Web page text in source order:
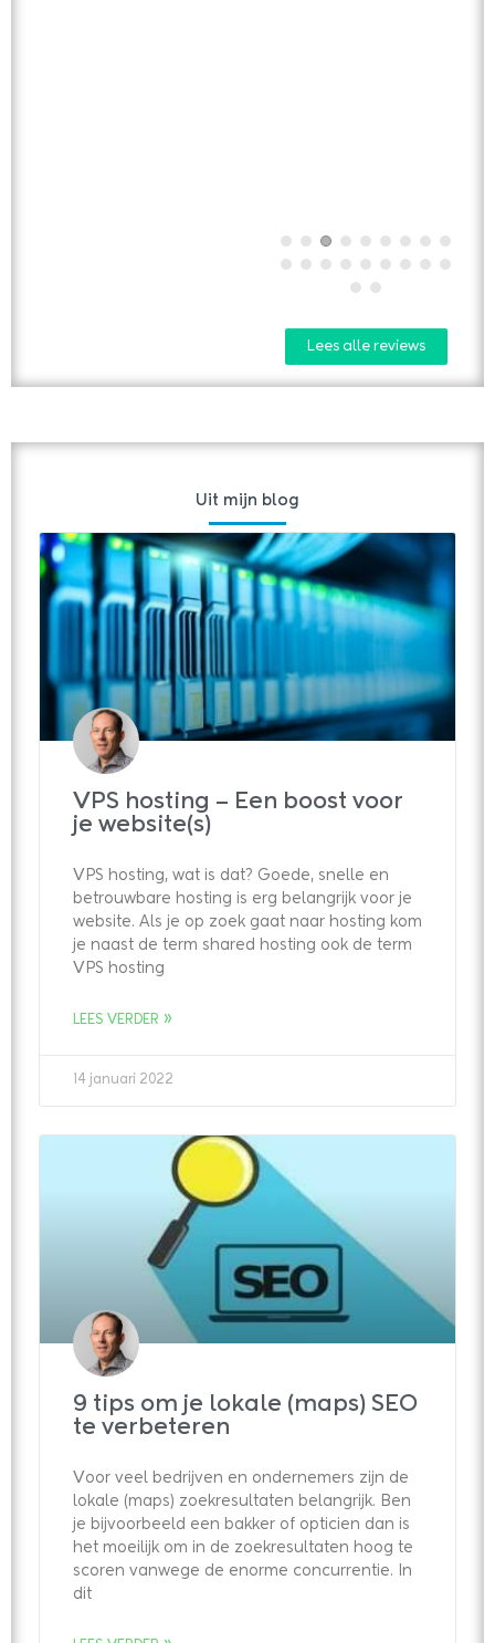
Lees alle reviews
Uit mijn blog
VPS hosting – Een boost voor
je website(s)
VPS hosting, wat is dat? Goede, snelle en
betrouwbare hosting is erg belangrijk voor je
website. Als je op zoek gaat naar hosting kom
je naast de term shared hosting ook de term
VPS hosting
LEES VERDER »
14 januari 2022
9 tips om je lokale (maps) SEO
te verbeteren
Voor veel bedrijven en ondernemers zijn de
lokale (maps) zoekresultaten belangrijk. Ben
je bijvoorbeeld een bakker of opticien dan is
het moeilijk om in de zoekresultaten hoog te
scoren vanwege de enorme concurrentie. In
dit